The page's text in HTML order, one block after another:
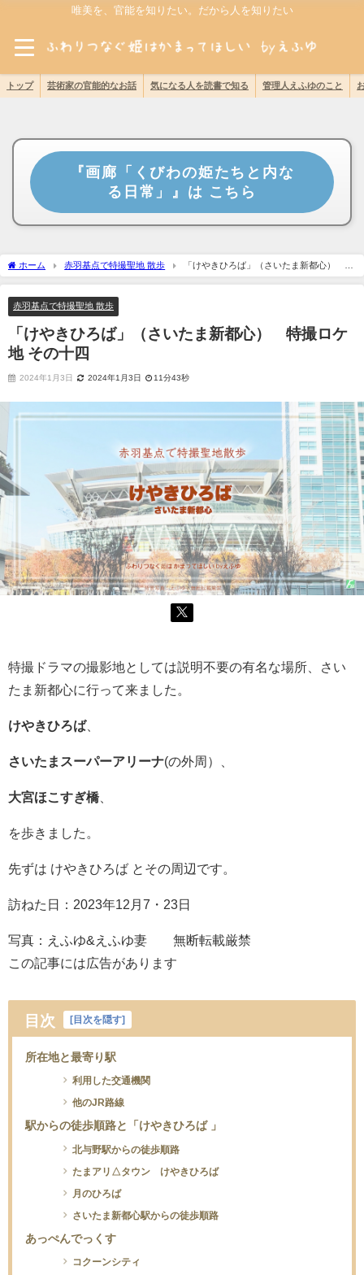
唯美を、官能を知りたい。だから人を知りたい
トップ 芸術家の官能的なお話 気になる人を読書で知る 管理人えふゆのこと
『画廊「くびわの姫たちと内な
る日常」』は こちら
ホーム 赤羽基点で特撮聖地 散歩
「けやきひろば」（さいたま新都心） 特
撮ロケ地 その十四
赤羽基点で特撮聖地 散歩
「けやきひろば」（さいたま新都心） 特撮ロケ
地 その十四
2024年1月3日 2024年1月3日 11分43秒
特撮ドラマの撮影地としては説明不要の有名な場所、さい
たま新都心に行って来ました。
けやきひろば、
さいたまスーパーアリーナ(の外周）、
大宮ほこすぎ橋、
を歩きました。
先ずは けやきひろば とその周辺です。
訪ねた日：2023年12月7・23日
写真：えふゆ&えふゆ妻 無断転載厳禁
この記事には広告があります
目次 [ 目次を隠す]
所在地と最寄り駅
利用した交通機関
他のJR路線
駅からの徒歩順路と「けやきひろば 」
北与野駅からの徒歩順路
たまアリ△タウン けやきひろば
月のひろば
さいたま新都心駅からの徒歩順路
あっぺんでっくす
コクーンシティ